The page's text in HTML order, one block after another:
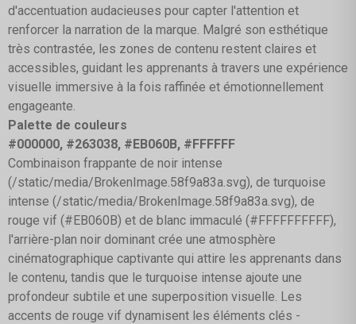
d'accentuation audacieuses pour capter l'attention et
renforcer la narration de la marque. Malgré son esthétique
très contrastée, les zones de contenu restent claires et
accessibles, guidant les apprenants à travers une expérience
visuelle immersive à la fois raffinée et émotionnellement
engageante.
Palette de couleurs
#000000, #263038, #EB060B, #FFFFFF
Combinaison frappante de noir intense
(/static/media/BrokenImage.58f9a83a.svg), de turquoise
intense (/static/media/BrokenImage.58f9a83a.svg), de
rouge vif (#EB060B) et de blanc immaculé (#FFFFFFFFFF),
l'arrière-plan noir dominant crée une atmosphère
cinématographique captivante qui attire les apprenants dans
le contenu, tandis que le turquoise intense ajoute une
profondeur subtile et une superposition visuelle. Les
accents de rouge vif dynamisent les éléments clés -